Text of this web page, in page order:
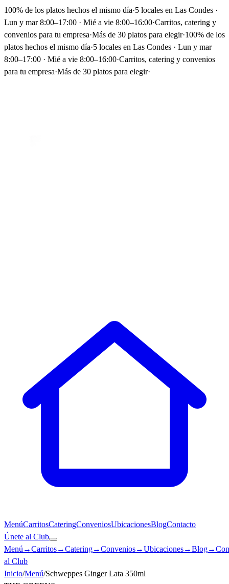
100% de los platos hechos el mismo día·5 locales en Las Condes ·
Lun y mar 8:00–17:00 · Mié a vie 8:00–16:00·Carritos, catering y
convenios para tu empresa·Más de 30 platos para elegir·100% de los
platos hechos el mismo día·5 locales en Las Condes · Lun y mar
8:00–17:00 · Mié a vie 8:00–16:00·Carritos, catering y convenios
para tu empresa·Más de 30 platos para elegir·
MenúCarritosCateringConveniosUbicacionesBlogContacto
Únete al Club
Menú →Carritos→Catering→Convenios→Ubicaciones→Blog→
al Club
Inicio/Menú/Schweppes Ginger Lata 350ml